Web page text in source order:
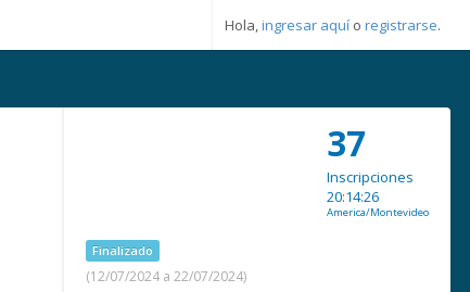
Hola,ingresar aquí o registrarse.
Finalizado
(12/07/2024 a 22/07/2024)
37
Inscripciones
20:14:26
America/Montevideo